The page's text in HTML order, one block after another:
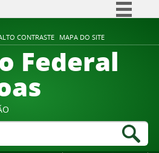
CONTRASTE MAPA DO SITE
Comunica BR
Participe
Canais
Federal